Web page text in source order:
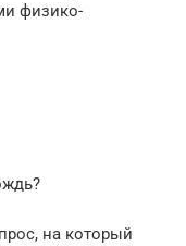
физико-
на который